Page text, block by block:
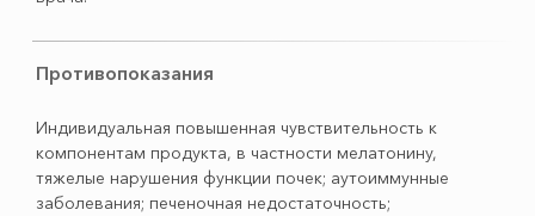
Противопоказания
Индивидуальная повышенная чувствительность к
компонентам продукта, в частности мелатонину,
тяжелые нарушения функции почек; аутоиммунные
заболевания; печеночная недостаточность;